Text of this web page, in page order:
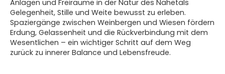
Anlagen und Freiräume in der Natur des Nahetals
Gelegenheit, Stille und Weite bewusst zu erleben.
Spaziergänge zwischen Weinbergen und Wiesen fördern
Erdung, Gelassenheit und die Rückverbindung mit dem
Wesentlichen – ein wichtiger Schritt auf dem Weg
zurück zu innerer Balance und Lebensfreude.